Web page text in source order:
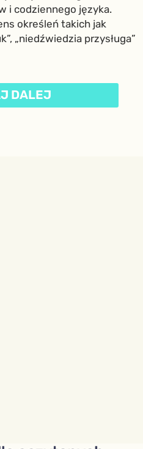
i codziennego języka.
określeń takich jak
„niedźwiedzia przysługa”
DALEJ